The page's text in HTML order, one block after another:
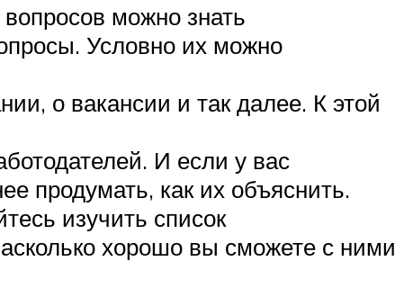
можно знать
Условно их можно
о вакансии и так далее. К этой
И если у вас
продумать, как их объяснить.
изучить список
хорошо вы сможете с ними